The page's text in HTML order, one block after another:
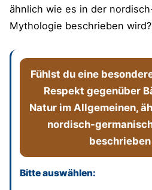
ähnlich wie es in der
Mythologie beschrieben wird?
Fühlst du eine
Respekt gegenüber
Natur im Allgemeinen,
nordisch-
Dieses Feld bitte leer lassen
Bitte auswählen: